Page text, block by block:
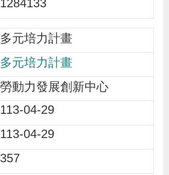
1284133
多元培力計畫
多元培力計畫
勞動力發展創新中心
113-04-29
113-04-29
357